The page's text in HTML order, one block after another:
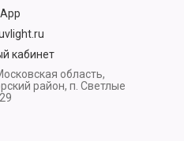
кабинет
область,
район, п. Светлые